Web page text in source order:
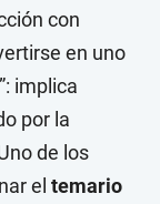
con
en uno
implica
por la
de los
el temario